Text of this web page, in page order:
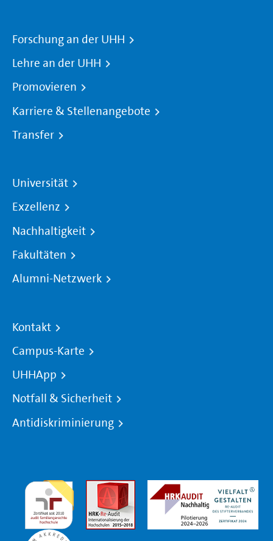
Forschung an der UHH
Lehre an der UHH
Promovieren
Karriere & Stellenangebote
Transfer
Universität
Exzellenz
Nachhaltigkeit
Fakultäten
Alumni-Netzwerk
Kontakt
Campus-Karte
UHHApp
Notfall & Sicherheit
Antidiskriminierung